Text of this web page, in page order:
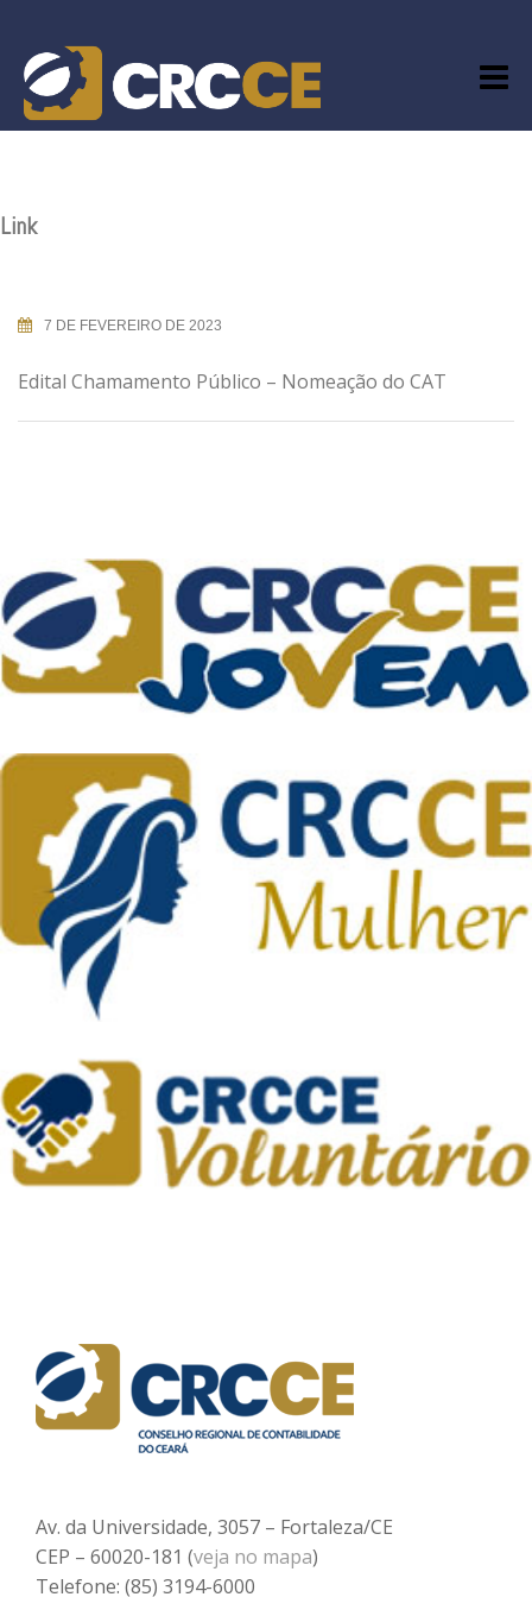
content
Link
7 DE FEVEREIRO DE 2023
Edital Chamamento Público – Nomeação do CAT
Av. da Universidade, 3057 – Fortaleza/CE
CEP – 60020-181 (veja no mapa)
Telefone: (85) 3194-6000